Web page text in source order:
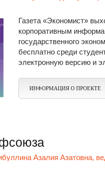
Газета «Экономист»
корпоративным
государственного
бесплатно среди
электронную версию и
ИНФОРМАЦИЯ О ПРОЕКТЕ
Азалия Азатовна,